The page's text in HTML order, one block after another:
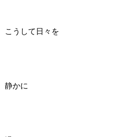
こうして日々を
静かに